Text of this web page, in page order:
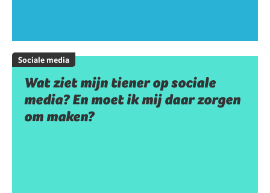
Sociale media
Wat ziet mijn tiener op sociale
media? En moet ik mij daar zorgen
om maken?